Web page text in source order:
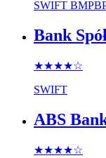
SWIFT
Bank
★★★★☆
SWIFT
ABS
★★★★☆